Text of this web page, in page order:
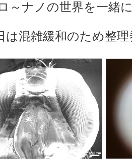
～ナノの世界を一緒
は混雑緩和のため整